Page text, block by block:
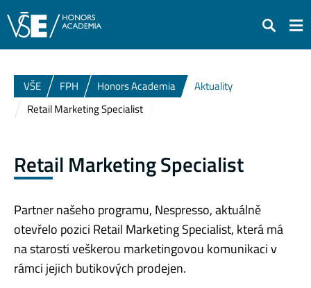
Hledat
VŠE FPH Honors Academia
Aktuality
Retail Marketing Specialist
Retail Marketing Specialist
Partner našeho programu, Nespresso, aktuálně
otevřelo pozici Retail Marketing Specialist, která má
na starosti veškerou marketingovou komunikaci v
rámci jejich butikových prodejen.